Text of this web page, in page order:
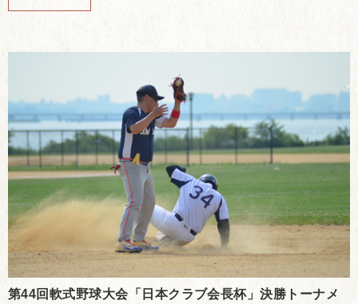
第44回軟式野球大会「日本クラブ会長杯」決勝トーナメ